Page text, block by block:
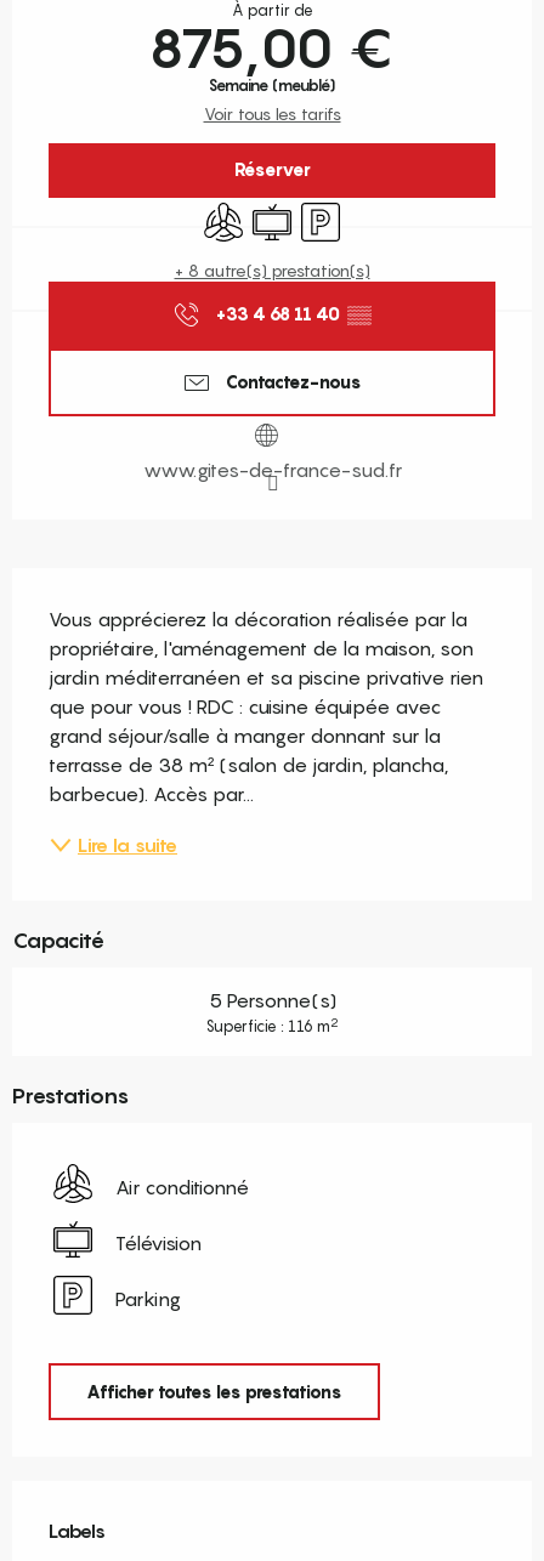
À partir de
875,00 €
Semaine (meublé)
Voir tous les tarifs
Réserver
Air conditionné
Télévision
Parking
+ 8 autre(s) prestation(s)
+33 4 68 11 40 ▒▒
Contactez-nous
www.gites-de-france-sud.fr
Vous apprécierez la décoration réalisée par la
propriétaire, l'aménagement de la maison, son
jardin méditerranéen et sa piscine privative rien
que pour vous ! RDC : cuisine équipée avec
grand séjour/salle à manger donnant sur la
terrasse de 38 m² (salon de jardin, plancha,
barbecue). Accès par...
Lire la suite
Capacité
5 Personne(s)
Superficie : 116 m2
Prestations
Air conditionné
Télévision
Parking
Afficher toutes les prestations
Labels
Labels